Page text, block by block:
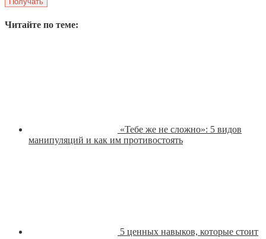
Читайте по теме:
«Тебе же не сложно»: 5 видов
манипуляций и как им противостоять
5 ценных навыков, которые стоит